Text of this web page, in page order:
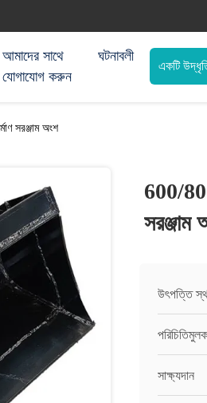
আমাদের সাথে
যোগাযোগ করুন
ঘটনাবলী
একটি
সরঞ্জাম অংশ
600/
সরঞ্জাম
উৎপত্তি
সাক্ষ্যদান